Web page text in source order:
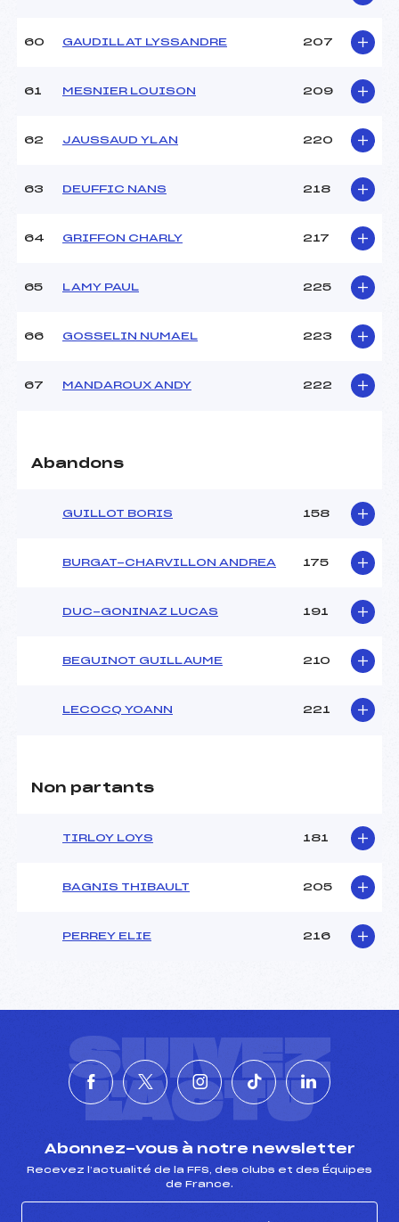
60 GAUDILLAT LYSSANDRE 207
61 MESNIER LOUISON 209
62 JAUSSAUD YLAN 220
63 DEUFFIC NANS 218
64 GRIFFON CHARLY 217
65 LAMY PAUL 225
66 GOSSELIN NUMAEL 223
67 MANDAROUX ANDY 222
Abandons
GUILLOT BORIS 158
BURGAT-CHARVILLON ANDREA 175
DUC-GONINAZ LUCAS 191
BEGUINOT GUILLAUME 210
LECOCQ YOANN 221
Non partants
TIRLOY LOYS 181
BAGNIS THIBAULT 205
PERREY ELIE 216
SUIVEZ
L'ACTU
Abonnez-vous à notre newsletter
Recevez l’actualité de la FFS, des clubs et des Équipes
de France.